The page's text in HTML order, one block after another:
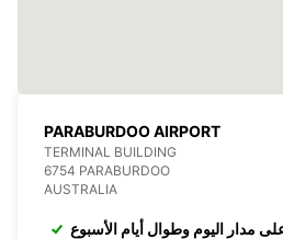
PARABURDOO AIRPORT
TERMINAL BUILDING
6754 PARABURDOO
AUSTRALIA
مدار اليوم وطوال أيام الأسبوع